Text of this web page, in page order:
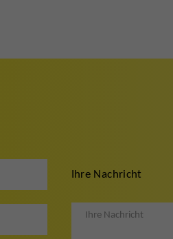
Ihre Nachricht